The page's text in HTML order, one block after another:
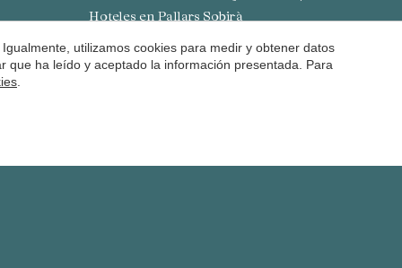
Hoteles en Pallars Sobirà
utilizamos cookies para medir y obtener datos
que ha leído y aceptado la información presentada. Para